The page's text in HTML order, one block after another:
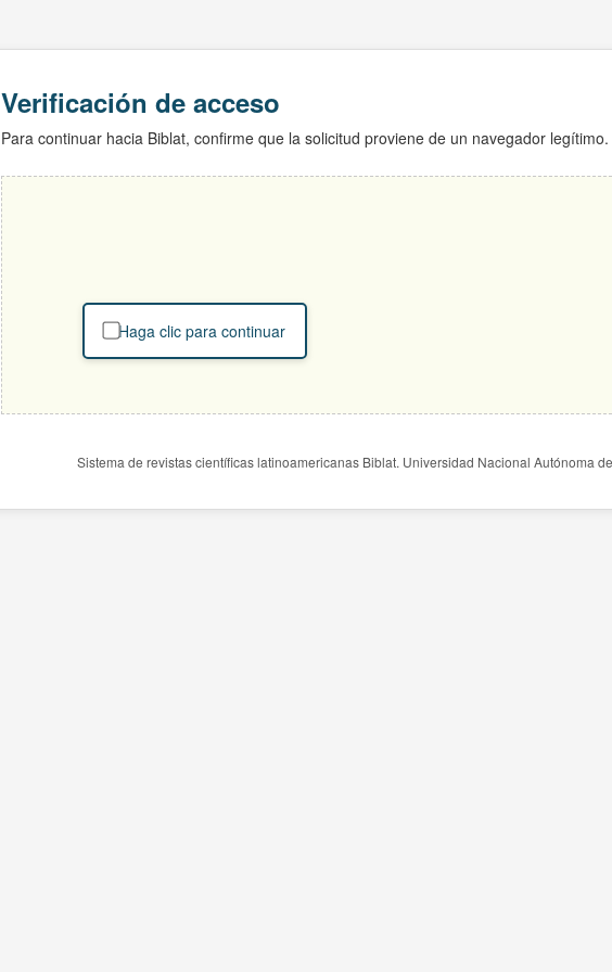
Verificación de acceso
Para continuar hacia Biblat, confirme que la solicitud proviene de un navegador legítimo.
Haga clic para continuar
Sistema de revistas científicas latinoamericanas Biblat. Universidad Nacional Autónoma